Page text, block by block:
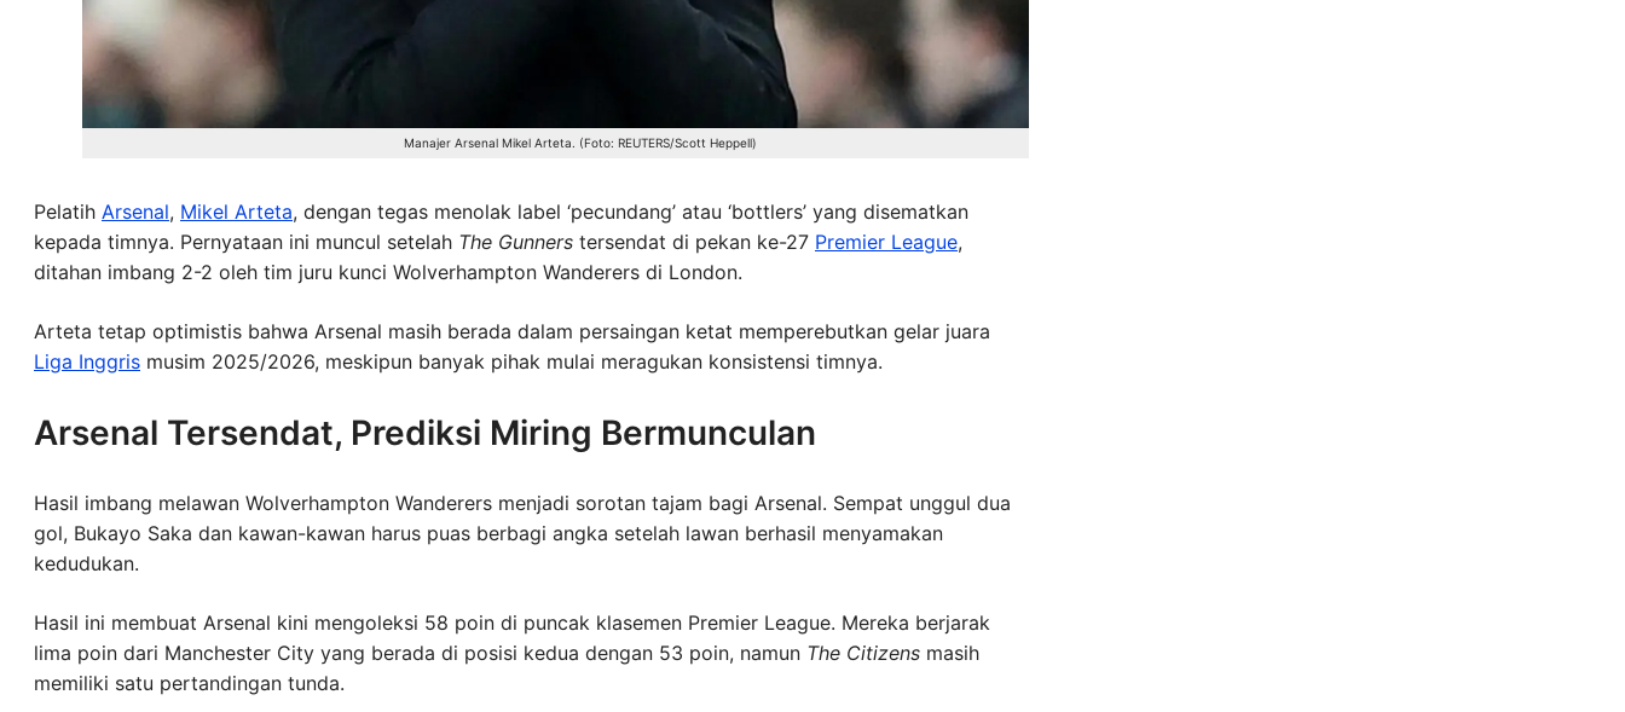
Manajer Arsenal Mikel Arteta. (Foto: REUTERS/Scott Heppell)
Pelatih Arsenal, Mikel Arteta, dengan tegas menolak label ‘pecundang’ atau ‘bottlers’ yang disematkan
kepada timnya. Pernyataan ini muncul setelah The Gunners tersendat di pekan ke-27 Premier League,
ditahan imbang 2-2 oleh tim juru kunci Wolverhampton Wanderers di London.
Arteta tetap optimistis bahwa Arsenal masih berada dalam persaingan ketat memperebutkan gelar juara
Liga Inggris musim 2025/2026, meskipun banyak pihak mulai meragukan konsistensi timnya.
Arsenal Tersendat, Prediksi Miring Bermunculan
Hasil imbang melawan Wolverhampton Wanderers menjadi sorotan tajam bagi Arsenal. Sempat unggul dua
gol, Bukayo Saka dan kawan-kawan harus puas berbagi angka setelah lawan berhasil menyamakan
kedudukan.
Hasil ini membuat Arsenal kini mengoleksi 58 poin di puncak klasemen Premier League. Mereka berjarak
lima poin dari Manchester City yang berada di posisi kedua dengan 53 poin, namun The Citizens masih
memiliki satu pertandingan tunda.